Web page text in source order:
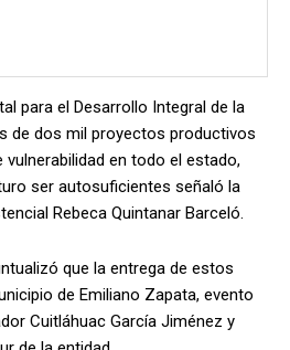
para el Desarrollo Integral de la
de dos mil proyectos productivos
en todo el estado,
ser autosuficientes señaló la
Rebeca Quintanar Barceló.
que la entrega de estos
de Emiliano Zapata, evento
Cuitláhuac García Jiménez y